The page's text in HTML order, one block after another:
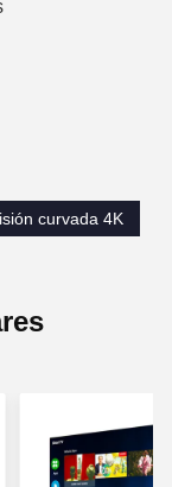
curvada 4K